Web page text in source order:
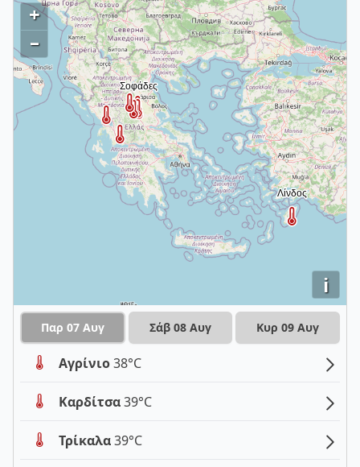
i
+
–
Παρ 07 Αυγ Σάβ 08 Αυγ Κυρ 09 Αυγ
Αγρίνιο38°C
Καρδίτσα39°C
Τρίκαλα39°C